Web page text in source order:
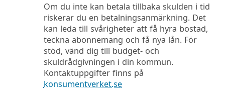
Om du inte kan betala tillbaka skulden i tid
riskerar du en betalningsanmärkning. Det
kan leda till svårigheter att få hyra bostad,
teckna abonnemang och få nya lån. För
stöd, vänd dig till budget- och
skuldrådgivningen i din kommun.
Kontaktuppgifter finns på
konsumentverket.se